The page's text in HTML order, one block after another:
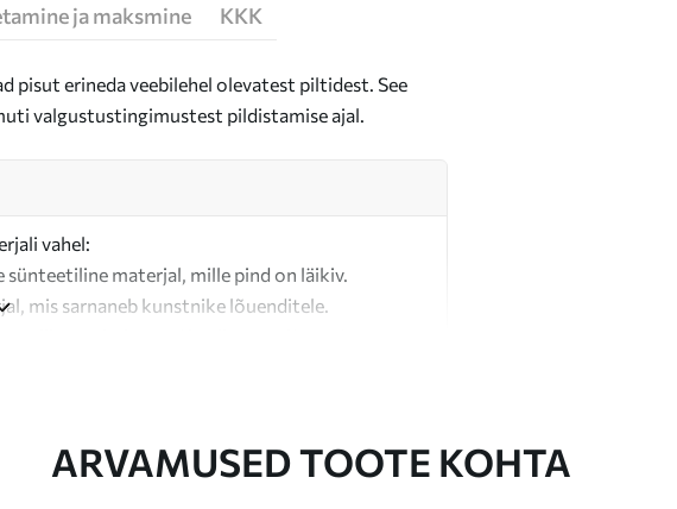
ja maksmine KKK
pisut erineda veebilehel olevatest piltidest. See
valgustustingimustest pildistamise ajal.
vahel:
sünteetiline materjal, mille pind on läikiv.
mis sarnaneb kunstnike lõuenditele.
ARVAMUSED TOOTE KOHTA